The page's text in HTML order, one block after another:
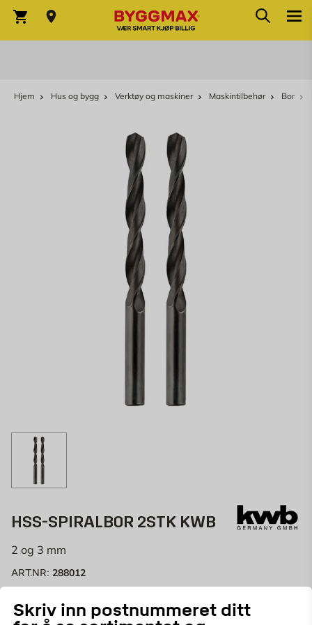
Skriv inn postnummeret ditt
Varekurv Søk
Hjem Hus og bygg Verktøy og maskiner Maskintilbehør Bor
HSS-SPIRALBOR 2STK KWB
2 og 3 mm
ART.NR: 288012
DIN 338, høyreskjærende, type N, rullevalset, blå-svart
farge, dampherdet, spissvinkel 118 grader, til f.eks.